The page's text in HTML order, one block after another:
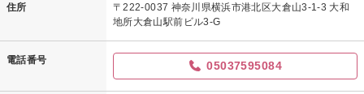
住所
〒222-0037 神奈川県横浜市港北区大倉山3-1-3 大和
地所大倉山駅前ビル3-G
電話番号 05037595084